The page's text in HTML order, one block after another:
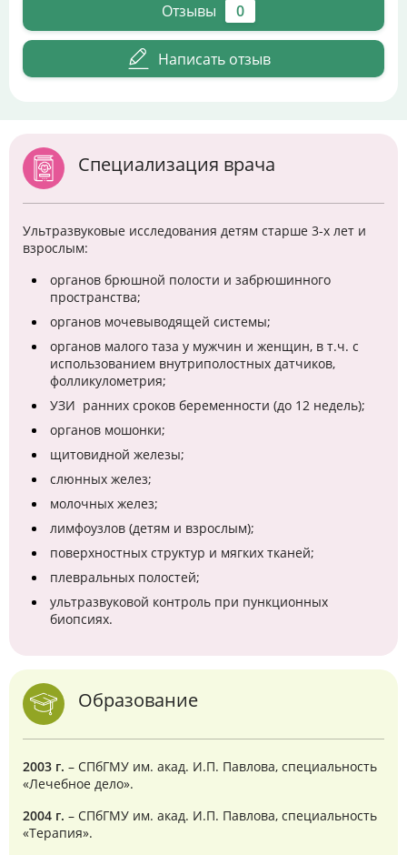
Отзывы 0
Написать отзыв
Специализация врача
Ультразвуковые исследования детям старше 3-х лет и
взрослым:
органов брюшной полости и забрюшинного
пространства;
органов мочевыводящей системы;
органов малого таза у мужчин и женщин, в т.ч. с
использованием внутриполостных датчиков,
фолликулометрия;
УЗИ ранних сроков беременности (до 12 недель);
органов мошонки;
щитовидной железы;
слюнных желез;
молочных желез;
лимфоузлов (детям и взрослым);
поверхностных структур и мягких тканей;
плевральных полостей;
ультразвуковой контроль при пункционных
биопсиях.
Образование
2003 г. – СПбГМУ им. акад. И.П. Павлова, специальность
«Лечебное дело».
2004 г. – СПбГМУ им. акад. И.П. Павлова, специальность
«Терапия».